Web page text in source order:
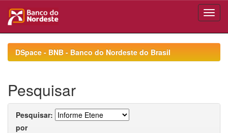
navigationDSpace - BNB - Banco do Nordeste do Brasil
Pesquisar
Pesquisar:
por